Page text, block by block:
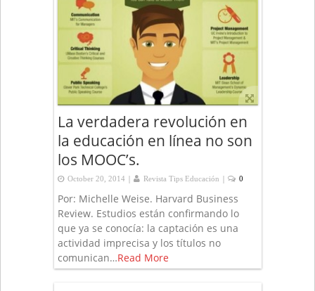
La verdadera revolución en
la educación en línea no son
los MOOC’s.
October 20, 2014 | Revista Tips Educación | 0
Por: Michelle Weise. Harvard Business
Review. Estudios están confirmando lo
que ya se conocía: la captación es una
actividad imprecisa y los títulos no
comunican…Read More